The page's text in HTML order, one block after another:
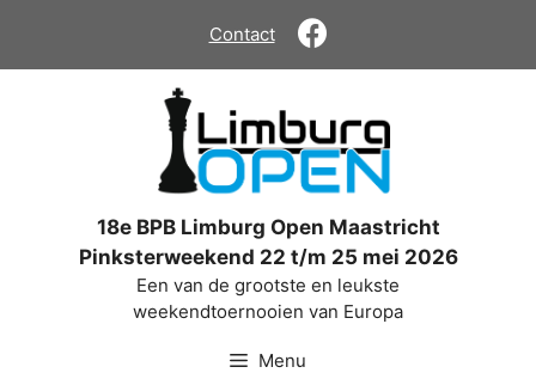
de
Contact
18e BPB Limburg Open Maastricht
Pinksterweekend 22 t/m 25 mei 2026
Een van de grootste en leukste
weekendtoernooien van Europa
Menu